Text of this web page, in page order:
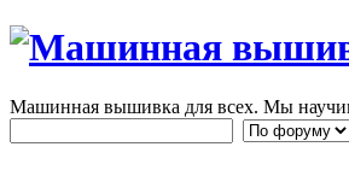
Машинная вышивка для всех. Мы